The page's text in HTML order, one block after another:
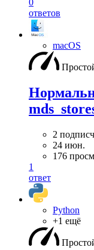
0
ответов
macOS
2
24 июн.
176
1
ответ
Python
+1 ещё